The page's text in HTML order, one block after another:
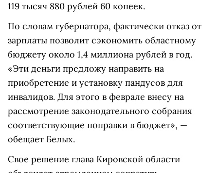
119 тысяч 880 рублей 60 копеек.
По словам губернатора, фактически отказ от
зарплаты позволит сэкономить областному
бюджету около 1,4 миллиона рублей в год.
«Эти деньги предложу направить на
приобретение и установку пандусов для
инвалидов. Для этого в феврале внесу на
рассмотрение законодательного собрания
соответствующие поправки в бюджет», —
обещает Белых.
Свое решение глава Кировской области